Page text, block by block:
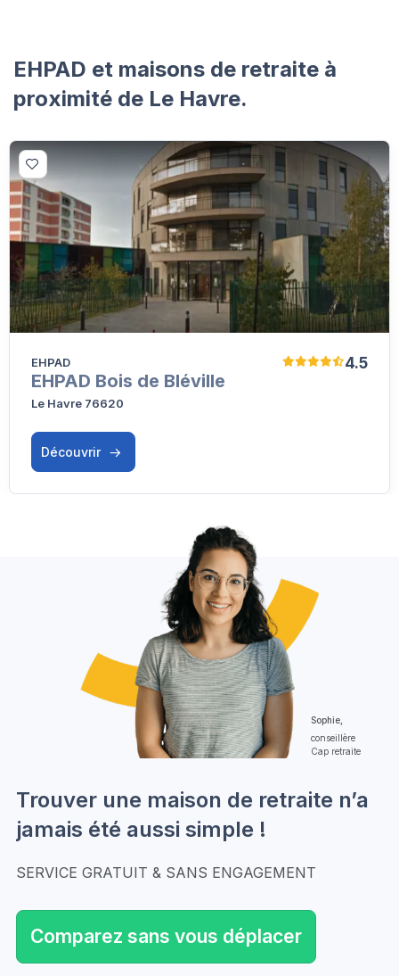
EHPAD et maisons de retraite à
proximité de Le Havre.
4.5
EHPAD
EHPAD Bois de Bléville
Le Havre 76620
Découvrir
Sophie,
conseillère
Cap retraite
Trouver une maison de retraite n’a
jamais été aussi simple !
SERVICE GRATUIT & SANS ENGAGEMENT
Comparez sans vous déplacer